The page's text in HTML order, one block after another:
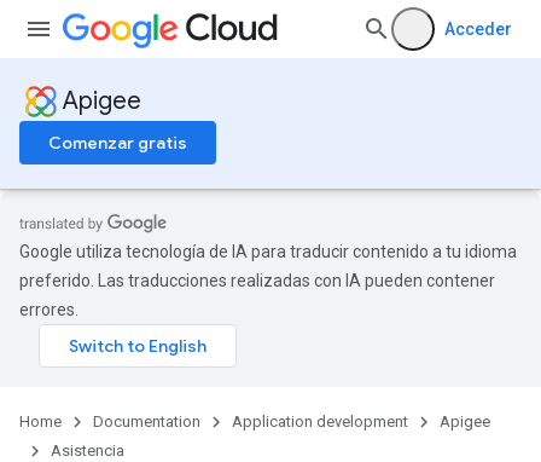
Acceder
Apigee
Comenzar gratis
Google utiliza tecnología de IA para traducir contenido a tu idioma
preferido. Las traducciones realizadas con IA pueden contener
errores.
Home Documentation Application development
Apigee
Asistencia